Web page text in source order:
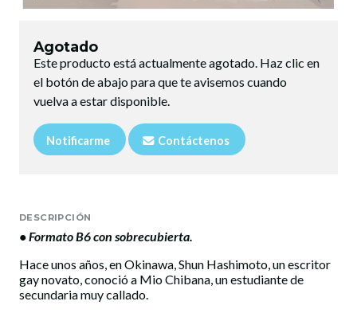
Agotado
Este producto está actualmente agotado. Haz clic en
el botón de abajo para que te avisemos cuando
vuelva a estar disponible.
Notificarme Contáctenos
DESCRIPCIÓN
• Formato B6 con sobrecubierta.
Hace unos años, en Okinawa, Shun Hashimoto, un escritor
gay novato, conoció a Mio Chibana, un estudiante de
secundaria muy callado.